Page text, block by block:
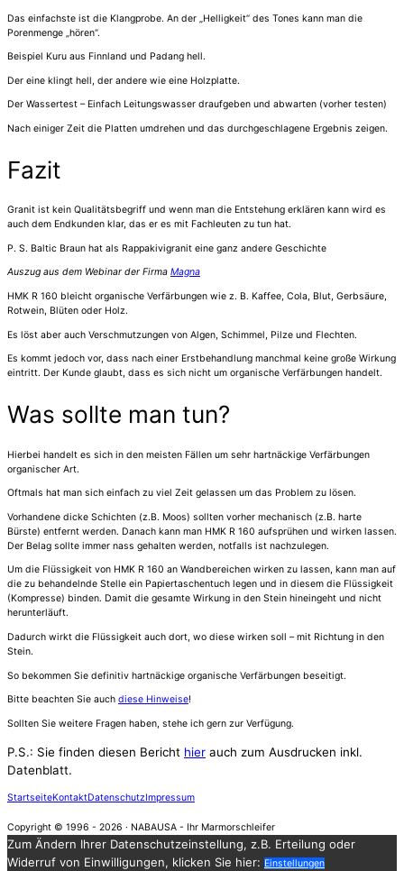
Das einfachste ist die Klangprobe. An der „Helligkeit“ des Tones kann man die
Porenmenge „hören“.
Beispiel Kuru aus Finnland und Padang hell.
Der eine klingt hell, der andere wie eine Holzplatte.
Der Wassertest – Einfach Leitungswasser draufgeben und abwarten (vorher testen)
Nach einiger Zeit die Platten umdrehen und das durchgeschlagene Ergebnis zeigen.
Fazit
Granit ist kein Qualitätsbegriff und wenn man die Entstehung erklären kann wird es
auch dem Endkunden klar, das er es mit Fachleuten zu tun hat.
P. S. Baltic Braun hat als Rappakivigranit eine ganz andere Geschichte
Auszug aus dem Webinar der Firma Magna
HMK R 160 bleicht organische Verfärbungen wie z. B. Kaffee, Cola, Blut, Gerbsäure,
Rotwein, Blüten oder Holz.
Es löst aber auch Verschmutzungen von Algen, Schimmel, Pilze und Flechten.
Es kommt jedoch vor, dass nach einer Erstbehandlung manchmal keine große Wirkung
eintritt. Der Kunde glaubt, dass es sich nicht um organische Verfärbungen handelt.
Was sollte man tun?
Hierbei handelt es sich in den meisten Fällen um sehr hartnäckige Verfärbungen
organischer Art.
Oftmals hat man sich einfach zu viel Zeit gelassen um das Problem zu lösen.
Vorhandene dicke Schichten (z.B. Moos) sollten vorher mechanisch (z.B. harte
Bürste) entfernt werden. Danach kann man HMK R 160 aufsprühen und wirken lassen.
Der Belag sollte immer nass gehalten werden, notfalls ist nachzulegen.
Um die Flüssigkeit von HMK R 160 an Wandbereichen wirken zu lassen, kann man auf
die zu behandelnde Stelle ein Papiertaschentuch legen und in diesem die Flüssigkeit
(Kompresse) binden. Damit die gesamte Wirkung in den Stein hineingeht und nicht
herunterläuft.
Dadurch wirkt die Flüssigkeit auch dort, wo diese wirken soll – mit Richtung in den
Stein.
So bekommen Sie definitiv hartnäckige organische Verfärbungen beseitigt.
Bitte beachten Sie auch diese Hinweise!
Sollten Sie weitere Fragen haben, stehe ich gern zur Verfügung.
P.S.: Sie finden diesen Bericht hier auch zum Ausdrucken inkl.
Datenblatt.
StartseiteKontaktDatenschutzImpressum
Copyright © 1996 - 2026 · NABAUSA - Ihr Marmorschleifer
Zum Ändern Ihrer Datenschutzeinstellung, z.B. Erteilung oder
Widerruf von Einwilligungen, klicken Sie hier: Einstellungen